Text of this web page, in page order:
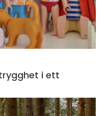
trygghet i ett